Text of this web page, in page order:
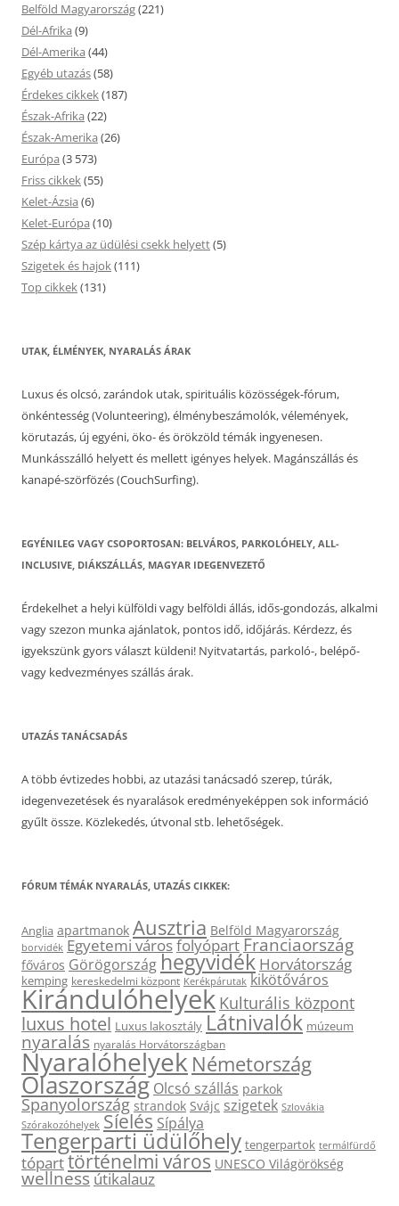
Belföld Magyarország(221)
Dél-Afrika (9)
Dél-Amerika (44)
Egyéb utazás(58)
Érdekes cikkek(187)
Észak-Afrika (22)
Észak-Amerika (26)
Európa (3 573)
Friss cikkek(55)
Kelet-Ázsia (6)
Kelet-Európa (10)
Szép kártya az üdülési csekk helyett(5)
Szigetek és hajok(111)
Top cikkek(131)
UTAK, ÉLMÉNYEK, NYARALÁS ÁRAK
Luxus és olcsó, zarándok utak, spirituális közösségek-fórum,
önkéntesség (Volunteering), élménybeszámolók, vélemények,
körutazás, új egyéni, öko- és örökzöld témák ingyenesen.
Munkásszálló helyett és mellett igényes helyek. Magánszállás és
kanapé-szörfözés (CouchSurfing).
EGYÉNILEG VAGY CSOPORTOSAN: BELVÁROS, PARKOLÓHELY, ALL-
INCLUSIVE, DIÁKSZÁLLÁS, MAGYAR IDEGENVEZETŐ
Érdekelhet a helyi külföldi vagy belföldi állás, idős-gondozás, alkalmi
vagy szezon munka ajánlatok, pontos idő, időjárás. Kérdezz, és
igyekszünk gyors választ küldeni! Nyitvatartás, parkoló-, belépő-
vagy kedvezményes szállás árak.
UTAZÁS TANÁCSADÁS
A több évtizedes hobbi, az utazási tanácsadó szerep, túrák,
idegenvezetések és nyaralások eredményeképpen sok információ
gyűlt össze. Közlekedés, útvonal stb. lehetőségek.
FÓRUM TÉMÁK NYARALÁS, UTAZÁS CIKKEK:
Anglia apartmanok Ausztria Belföld Magyarország
borvidék Egyetemi városfolyópartFranciaország
főváros Görögországhegyvidék Horvátország
kemping kereskedelmi központ Kerékpárutak kikötőváros
Kirándulóhelyek Kulturális központ
luxus hotel Luxus lakosztály Látnivalók múzeum
nyaralás nyaralás Horvátországban
Nyaralóhelyek Németország
Olaszország Olcsó szállás parkok
Spanyolország strandok Svájc szigetek Szlovákia
Szórakozóhelyek Síelés Sípálya
Tengerparti üdülőhely tengerpartok termálfürdő
tóparttörténelmi város UNESCO Világörökség
wellnessútikalauz